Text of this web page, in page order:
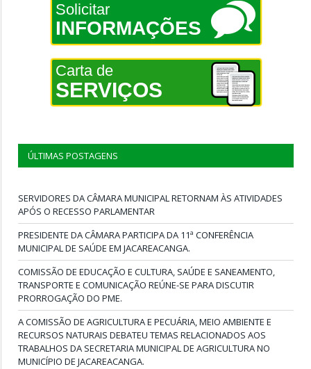
Solicitar
INFORMAÇÕES
Carta de
SERVIÇOS
ÚLTIMAS POSTAGENS
SERVIDORES DA CÂMARA MUNICIPAL RETORNAM ÀS ATIVIDADES
APÓS O RECESSO PARLAMENTAR
PRESIDENTE DA CÂMARA PARTICIPA DA 11ª CONFERÊNCIA
MUNICIPAL DE SAÚDE EM JACAREACANGA.
COMISSÃO DE EDUCAÇÃO E CULTURA, SAÚDE E SANEAMENTO,
TRANSPORTE E COMUNICAÇÃO REÚNE-SE PARA DISCUTIR
PRORROGAÇÃO DO PME.
A COMISSÃO DE AGRICULTURA E PECUÁRIA, MEIO AMBIENTE E
RECURSOS NATURAIS DEBATEU TEMAS RELACIONADOS AOS
TRABALHOS DA SECRETARIA MUNICIPAL DE AGRICULTURA NO
MUNICÍPIO DE JACAREACANGA.